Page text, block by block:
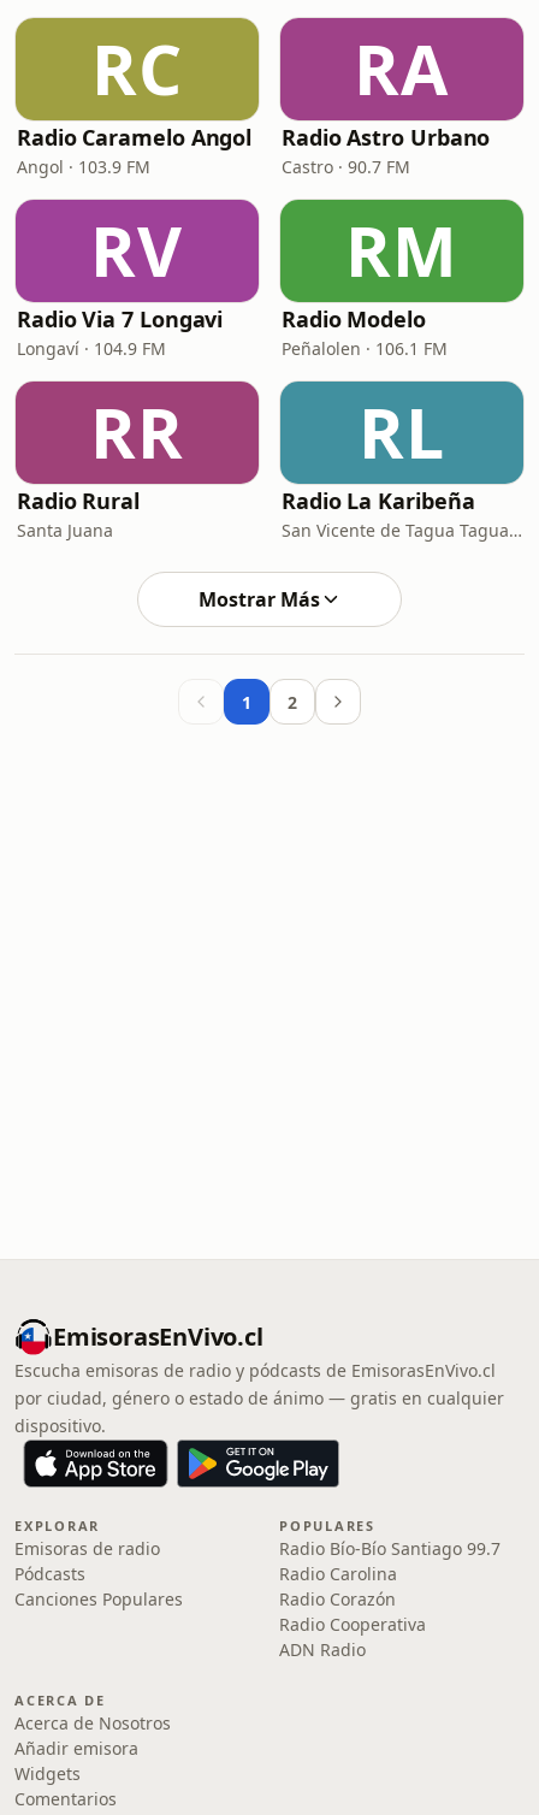
RC
Radio Caramelo Angol
Angol · 103.9 FM
RA
Radio Astro Urbano
Castro · 90.7 FM
RV
Radio Via 7 Longavi
Longaví · 104.9 FM
RM
Radio Modelo
Peñalolen · 106.1 FM
RR
Radio Rural
Santa Juana
RL
Radio La Karibeña
San Vicente de Tagua Tagua · 92.3 FM
Mostrar Más
1 2
EmisorasEnVivo.cl
Escucha emisoras de radio y pódcasts de EmisorasEnVivo.cl
por ciudad, género o estado de ánimo — gratis en cualquier
dispositivo.
EXPLORAR
Emisoras de radio
Pódcasts
Canciones Populares
POPULARES
Radio Bío-Bío Santiago 99.7
Radio Carolina
Radio Corazón
Radio Cooperativa
ADN Radio
ACERCA DE
Acerca de Nosotros
Añadir emisora
Widgets
Comentarios